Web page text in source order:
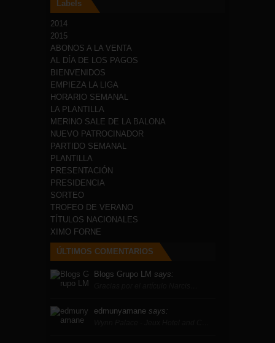
Labels
2014
2015
ABONOS A LA VENTA
AL DÍA DE LOS PAGOS
BIENVENIDOS
EMPIEZA LA LIGA
HORARIO SEMANAL
LA PLANTILLA
MERINO SALE DE LA BALONA
NUEVO PATROCINADOR
PARTIDO SEMANAL
PLANTILLA
PRESENTACIÓN
PRESIDENCIA
SORTEO
TROFEO DE VERANO
TÍTULOS NACIONALES
XIMO FORNE
ÚLTIMOS COMENTARIOS
Blogs Grupo LM says:
edmunyamane says: